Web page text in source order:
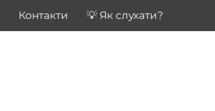
Контакти 💡 Як слухати?